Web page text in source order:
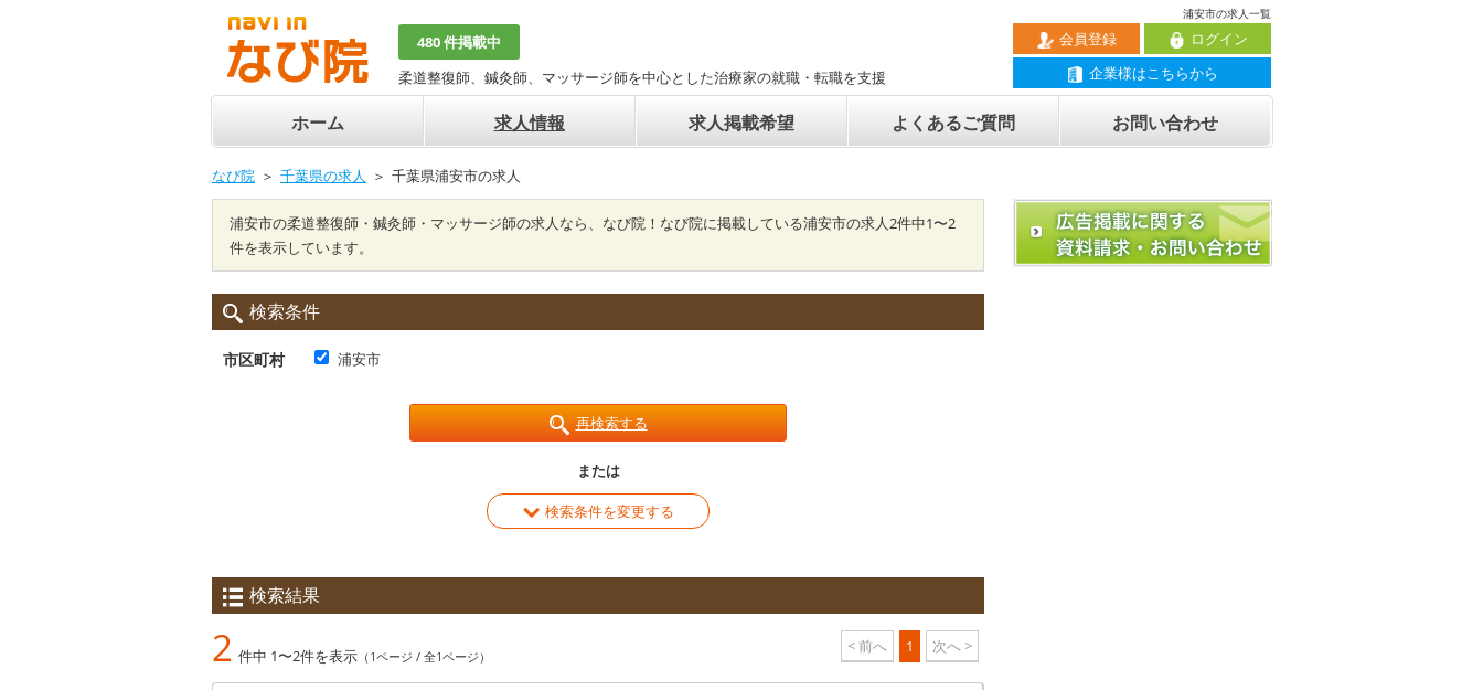
浦安市の求人一覧
480 件掲載中
柔道整復師、鍼灸師、マッサージ師を中心とした治療家の就職・転職を支援
ログイン
会員登録
企業様はこちらから
ホーム 求人情報 求人掲載希望 よくあるご質問 お問い合わせ
なび院 千葉県の求人 千葉県浦安市の求人
浦安市の柔道整復師・鍼灸師・マッサージ師の求人なら、なび院！なび院に掲載している浦安市の求人2件中1〜2
件を表示しています。
検索条件
市区町村 浦安市
再検索する
または
検索条件を変更する
検索結果
2 件中 1〜2件を表示 （1ページ / 全1ページ）
< 前へ 1 次へ >